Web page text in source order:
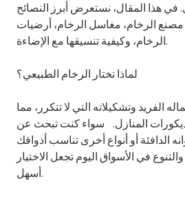
هذا المقال، نستعرض أبرز النصائح
مصنع الرخام، مغاسل الرخام، أرضيات
الرخام، وكيفية تنسيقها مع الإضاءة.
لماذا تختار الرخام الطبيعي؟
الفريد وتشكيلاته التي لا تتكرر، مما
لديكورات المنازل. سواء كنت تبحث عن
الدافئة أو أنواع أخرى تناسب أذواقك
في الأسواق اليوم تجعل الاختيار
أسهل.